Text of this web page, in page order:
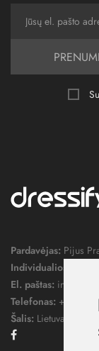
Pardavėjas: Pijus
Individualios veiklos
El. paštas:
Telefonas: +370
Šalis: Lietuva